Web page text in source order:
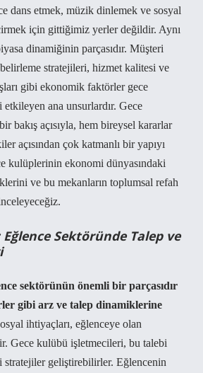
dans etmek, müzik dinlemek ve sosyal
için gittiğimiz yerler değildir. Aynı
dinamiğinin parçasıdır. Müşteri
stratejileri, hizmet kalitesi ve
gibi ekonomik faktörler gece
ana unsurlardır. Gece
bakış açısıyla, hem bireysel kararlar
açısından çok katmanlı bir yapıyı
kulüplerinin ekonomi dünyasındaki
ve bu mekanların toplumsal refah
Sektöründe Talep ve
sektörünün önemli bir parçasıdır
gibi arz ve talep dinamiklerine
ihtiyaçları, eğlenceye olan
Gece kulübü işletmecileri, bu talebi
stratejiler geliştirebilirler. Eğlencenin